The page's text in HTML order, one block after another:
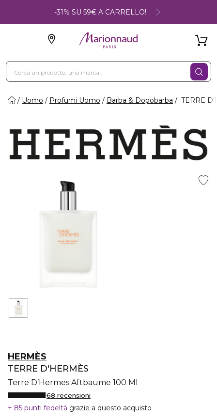
-31% SU 59€ A CARRELLO!
Uomo Profumi Uomo Barba & Dopobarba TERRE
HERMÈS
TERRE D'HERMÈS
Terre D’Hermes Aftbaume 100 Ml
68 recensioni
85 punti fedeltà grazie a questo acquisto